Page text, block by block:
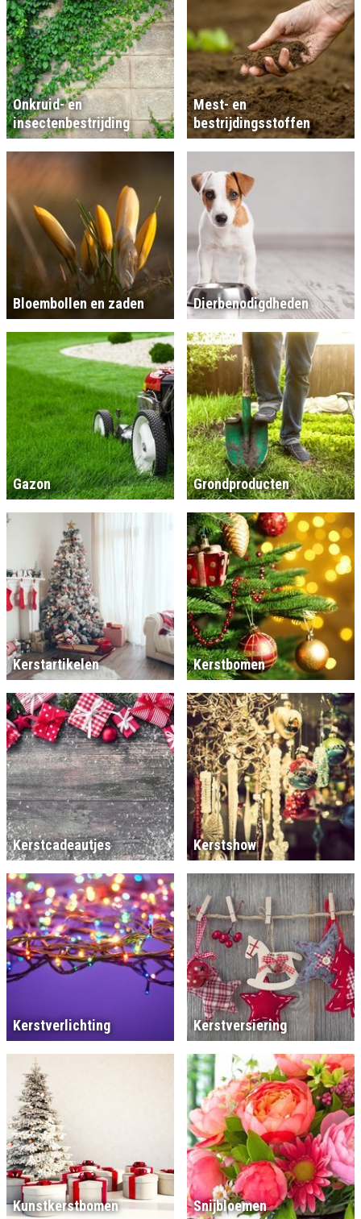
Onkruid- en
insectenbestrijding
Mest- en
bestrijdingsstoffen
Bloembollen en zaden Dierbenodigdheden
Gazon Grondproducten
Kerstartikelen Kerstbomen
Kerstcadeautjes Kerstshow
Kerstverlichting Kerstversiering
Kunstkerstbomen Snijbloemen